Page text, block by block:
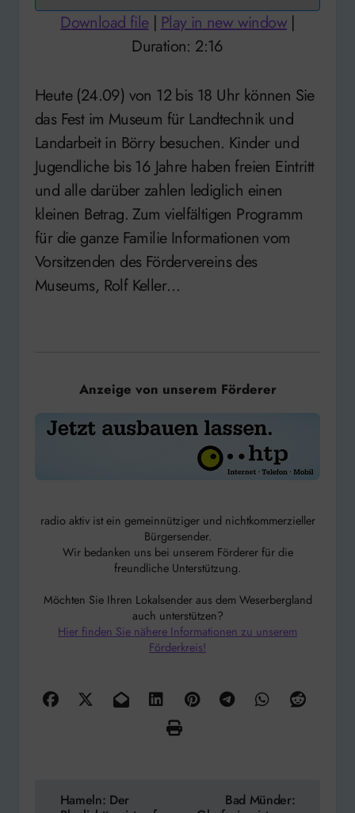
10
Seconds
Forward
Download file| Play in new window|
Duration: 2:16
Heute (24.09) von 12 bis 18 Uhr können Sie
das Fest im Museum für Landtechnik und
Landarbeit in Börry besuchen. Kinder und
Jugendliche bis 16 Jahre haben freien Eintritt
und alle darüber zahlen lediglich einen
kleinen Betrag. Zum vielfältigen Programm
für die ganze Familie Informationen vom
Vorsitzenden des Fördervereins des
Museums, Rolf Keller…
Anzeige von unserem Förderer
radio aktiv ist ein gemeinnütziger und nichtkommerzieller
Bürgersender.
Wir bedanken uns bei unserem Förderer für die
freundliche Unterstützung.
Möchten Sie Ihren Lokalsender aus dem Weserbergland
auch unterstützen?
Hier finden Sie nähere Informationen zu unserem
Förderkreis!
Beitragsnavigation
Hameln: Der
Bad Münder: